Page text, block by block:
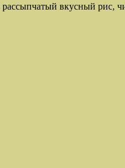
вкусный рис,